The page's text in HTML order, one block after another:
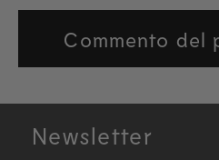
Newsletter